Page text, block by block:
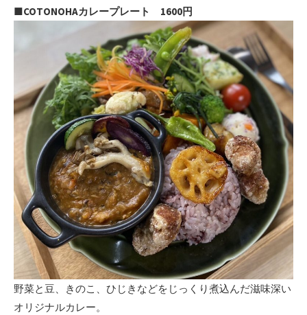
■COTONOHAカレープレート 1600円
野菜と豆、きのこ、ひじきなどをじっくり煮込んだ滋味深い
オリジナルカレー。